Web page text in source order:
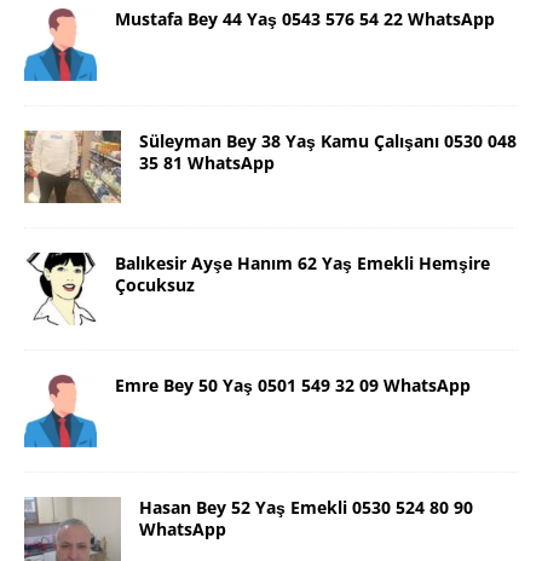
Mustafa Bey 44 Yaş 0543 576 54 22 WhatsApp
Süleyman Bey 38 Yaş Kamu Çalışanı 0530 048
35 81 WhatsApp
Balıkesir Ayşe Hanım 62 Yaş Emekli Hemşire
Çocuksuz
Emre Bey 50 Yaş 0501 549 32 09 WhatsApp
Hasan Bey 52 Yaş Emekli 0530 524 80 90
WhatsApp